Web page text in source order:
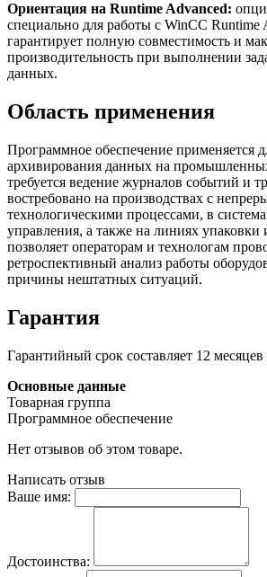
Ориентация на Runtime Advanced:
специально для работы с WinCC Runtime
гарантирует полную совместимость и
производительность при выполнении
данных.
Область применения
Программное обеспечение применяется
архивирования данных на
требуется ведение журналов событий и
востребовано на производствах с
технологическими процессами, в
управления, а также на линиях
позволяет операторам и технологам
ретроспективный анализ работы
причины нештатных ситуаций.
Гарантия
Гарантийный срок составляет 12
Основные данные
Товарная группа
Программное обеспечение
Нет отзывов об этом товаре.
Написать отзыв
Ваше имя:
Достоинства: